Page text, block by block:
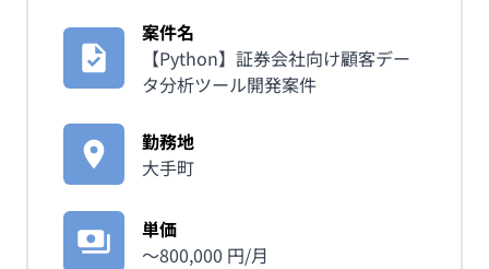
案件名
【Python】証券会社向け顧客デー
タ分析ツール開発案件
勤務地
大手町
単価
〜800,000 円/月